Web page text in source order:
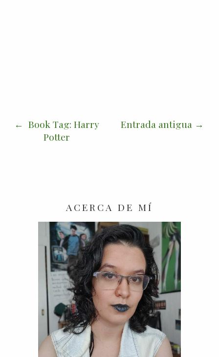
Book Tag: Harry
Potter
Entrada antigua
ACERCA DE MÍ